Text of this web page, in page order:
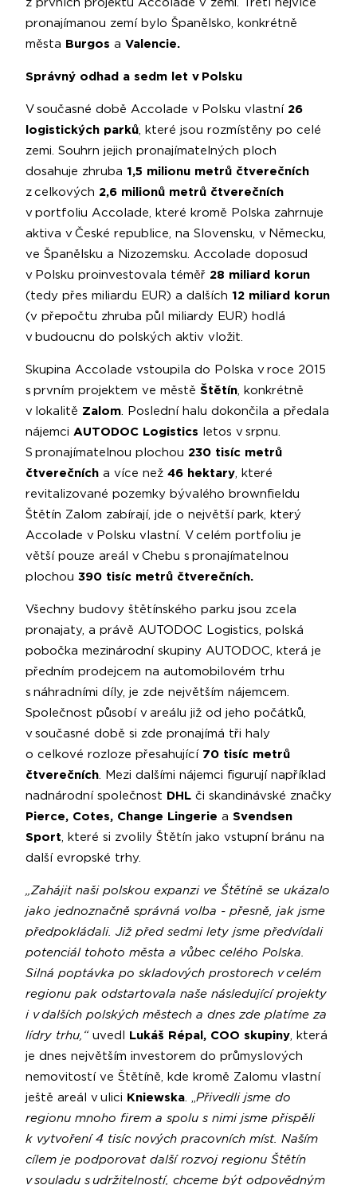
z prvních projektů Accolade v zemi. Třetí nejvíce
pronajímanou zemí bylo Španělsko, konkrétně
města Burgos a Valencie.
Správný odhad a sedm let v Polsku
V současné době Accolade v Polsku vlastní 26
logistických parků , které jsou rozmístěny po celé
zemi. Souhrn jejich pronajímatelných ploch
dosahuje zhruba 1,5 milionu metrů čtverečních
z celkových 2,6 milionů metrů čtverečních
v portfoliu Accolade, které kromě Polska zahrnuje
aktiva v České republice, na Slovensku, v Německu,
ve Španělsku a Nizozemsku. Accolade doposud
v Polsku proinvestovala téměř 28 miliard korun
(tedy přes miliardu EUR) a dalších 12 miliard korun
(v přepočtu zhruba půl miliardy EUR) hodlá
v budoucnu do polských aktiv vložit.
Skupina Accolade vstoupila do Polska v roce 2015
s prvním projektem ve městě Štětín , konkrétně
v lokalitě Zalom . Poslední halu dokončila a předala
nájemci AUTODOC Logistics
letos v srpnu.
S pronajímatelnou plochou 230 tisíc metrů
čtverečních a více než 46 hektary , které
revitalizované pozemky bývalého brownfieldu
Štětín Zalom zabírají, jde o největší park, který
Accolade v Polsku vlastní. V celém portfoliu je
větší pouze areál v Chebu s pronajímatelnou
plochou 390 tisíc metrů čtverečních.
Všechny budovy štětínského parku jsou zcela
pronajaty, a právě AUTODOC Logistics, polská
pobočka mezinárodní skupiny AUTODOC, která je
předním prodejcem na automobilovém trhu
s náhradními díly, je zde největším nájemcem.
Společnost působí v areálu již od jeho počátků,
v současné době si zde pronajímá tři haly
o celkové rozloze přesahující 70 tisíc metrů
čtverečních . Mezi dalšími nájemci figurují například
nadnárodní společnost DHL či skandinávské značky
Pierce, Cotes, Change Lingerie a Svendsen
Sport , které si zvolily Štětín jako vstupní bránu na
další evropské trhy.
„Zahájit naši polskou expanzi ve Štětíně se ukázalo
jako jednoznačně správná volba - přesně, jak jsme
předpokládali. Již před sedmi lety jsme předvídali
potenciál tohoto města a vůbec celého Polska.
Silná poptávka po skladových prostorech v celém
regionu pak odstartovala naše následující projekty
i v dalších polských městech a dnes zde platíme za
lídry trhu,“uvedl Lukáš Répal, COO skupiny , která
je dnes největším investorem do průmyslových
nemovitostí ve Štětíně, kde kromě Zalomu vlastní
ještě areál v ulici Kniewska
Přivedli jsme do
regionu mnoho firem a spolu s nimi jsme přispěli
k vytvoření 4 tisíc nových pracovních míst. Naším
cílem je podporovat další rozvoj regionu Štětín
v souladu s udržitelností, chceme být odpovědným